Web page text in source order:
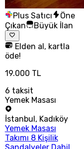
Plus Satıcı
Öne
Çıkan
Büyük İlan
Elden al, kartla
öde!
19.000 TL
6 taksit
Yemek Masası
İstanbul, Kadıköy
Yemek Masası
Takımı 8 Kişilik